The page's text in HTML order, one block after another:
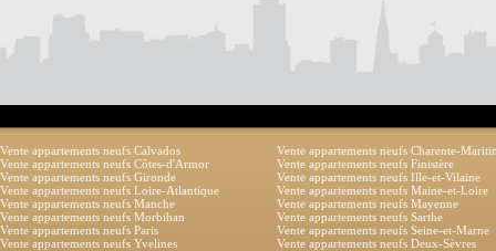
Vente appartements neufs Calvados
Vente appartements neufs Charente-
Vente appartements neufs Côtes-d'Armor
Vente appartements neufs Finistère
Vente appartements neufs Gironde
Vente appartements neufs Ille-et-Vilaine
Vente appartements neufs Loire-Atlantique
Vente appartements neufs Maine-et-Loire
Vente appartements neufs Manche
Vente appartements neufs Mayenne
Vente appartements neufs Morbihan
Vente appartements neufs Sarthe
Vente appartements neufs Paris
Vente appartements neufs Seine-et-Marne
Vente appartements neufs Yvelines
Vente appartements neufs Deux-Sèvres